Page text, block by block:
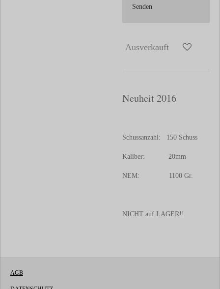
Senden
Ausverkauft
Neuheit 2016
Schussanzahl: 150 Schuss
Kaliber: 20mm
NEM: 1100 Gr.
NICHT auf LAGER!!
AGB